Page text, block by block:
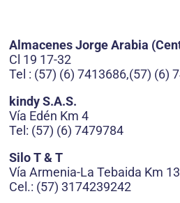
Almacenes Jorge Arabia
Cl 19 17-32
Tel : (57) (6) 7413686,(57) (6)
kindy S.A.S.
Vía Edén Km 4
Tel: (57) (6) 7479784
Silo T & T
Vía Armenia-La Tebaida Km
Cel.: (57) 3174239242